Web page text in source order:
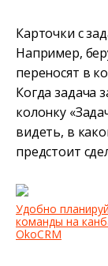
Карточки с
Например,
переносят в
Когда задача
колонку
видеть, в
предстоит
Удобно
команды на
OkoCRM